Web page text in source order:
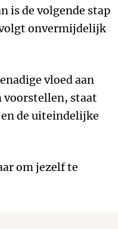
is de volgende stap
onvermijdelijk
vloed aan
voorstellen, staat
de uiteindelijke
om jezelf te